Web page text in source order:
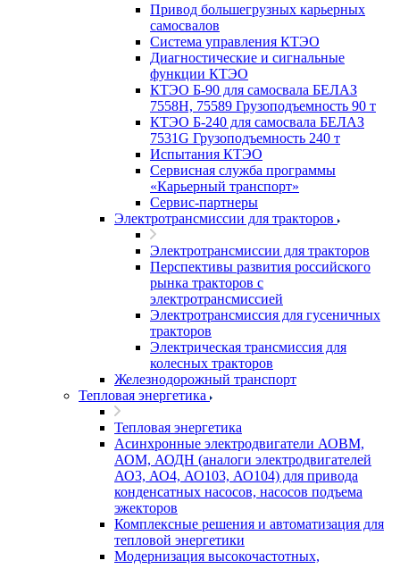
Привод большегрузных карьерных
самосвалов
Система управления КТЭО
Диагностические и сигнальные
функции КТЭО
КТЭО Б-90 для самосвала БЕЛАЗ
7558H, 75589 Грузоподъемность 90 т
КТЭО Б-240 для самосвала БЕЛАЗ
7531G Грузоподъемность 240 т
Испытания КТЭО
Сервисная служба программы
«Карьерный транспорт»
Сервис-партнеры
Электротрансмиссии для тракторов
Электротрансмиссии для тракторов
Перспективы развития российского
рынка тракторов с
электротрансмиссией
Электротрансмиссия для гусеничных
тракторов
Электрическая трансмиссия для
колесных тракторов
Железнодорожный транспорт
Тепловая энергетика
Тепловая энергетика
Асинхронные электродвигатели АОВМ,
АОМ, АОДН (аналоги электродвигателей
АО3, АО4, АО103, АО104) для привода
конденсатных насосов, насосов подъема
эжекторов
Комплексные решения и автоматизация для
тепловой энергетики
Модернизация высокочастотных,